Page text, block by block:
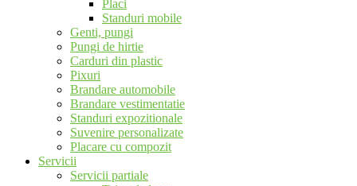
Placi
Standuri mobile
Genti, pungi
Pungi de hirtie
Carduri din plastic
Pixuri
Brandare automobile
Brandare vestimentatie
Standuri expozitionale
Suvenire personalizate
Placare cu compozit
Servicii
Servicii partiale